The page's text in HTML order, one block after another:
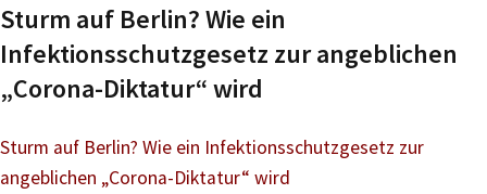
Sturm auf Berlin? Wie ein
Infektionsschutzgesetz zur angeblichen
„Corona-Diktatur“ wird
Sturm auf Berlin? Wie ein Infektionsschutzgesetz zur
angeblichen „Corona-Diktatur“ wird